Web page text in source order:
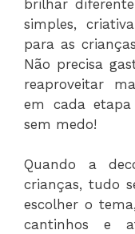
brilhar
simples,
para as
Não precisa
reaproveitar
em cada
sem medo!
Quando a
crianças, tudo
escolher o
cantinhos e